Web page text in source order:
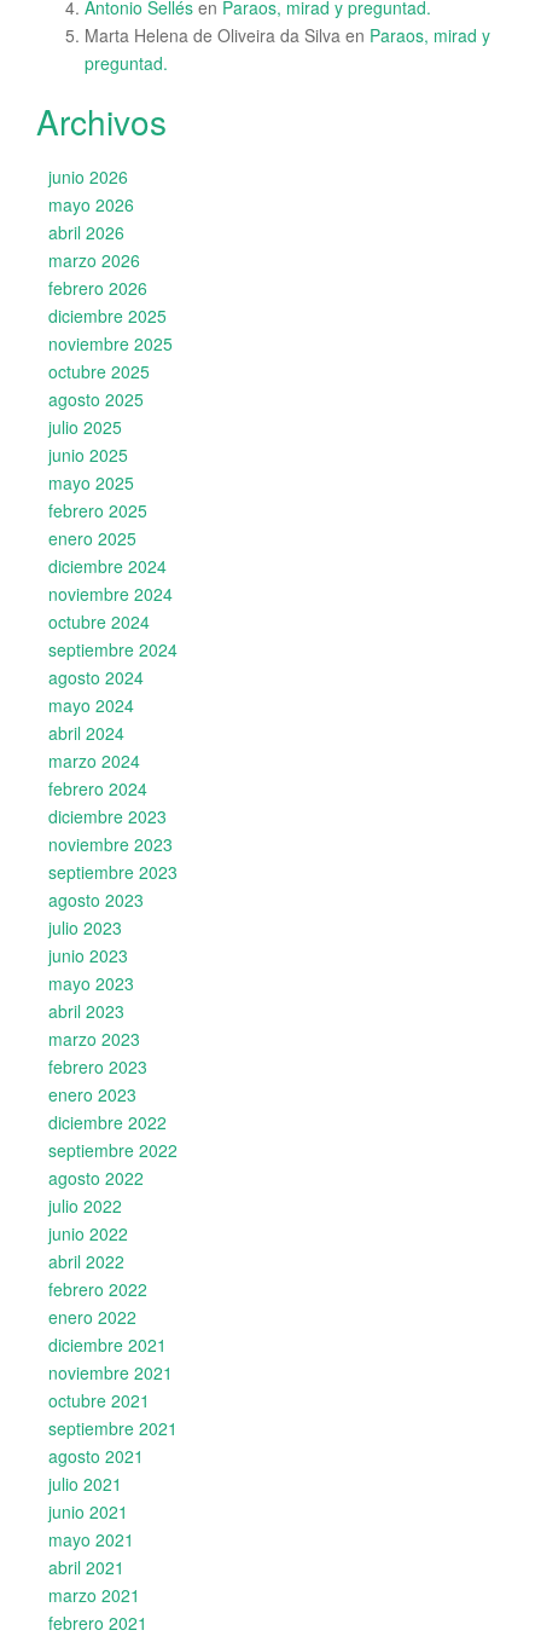
Antonio Sellés en Paraos, mirad y preguntad.
Marta Helena de Oliveira da Silva en Paraos, mirad y
preguntad.
Archivos
junio 2026
mayo 2026
abril 2026
marzo 2026
febrero 2026
diciembre 2025
noviembre 2025
octubre 2025
agosto 2025
julio 2025
junio 2025
mayo 2025
febrero 2025
enero 2025
diciembre 2024
noviembre 2024
octubre 2024
septiembre 2024
agosto 2024
mayo 2024
abril 2024
marzo 2024
febrero 2024
diciembre 2023
noviembre 2023
septiembre 2023
agosto 2023
julio 2023
junio 2023
mayo 2023
abril 2023
marzo 2023
febrero 2023
enero 2023
diciembre 2022
septiembre 2022
agosto 2022
julio 2022
junio 2022
abril 2022
febrero 2022
enero 2022
diciembre 2021
noviembre 2021
octubre 2021
septiembre 2021
agosto 2021
julio 2021
junio 2021
mayo 2021
abril 2021
marzo 2021
febrero 2021